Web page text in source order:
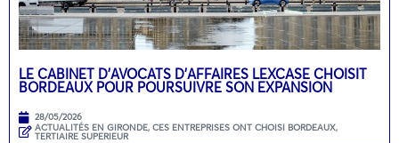
LE CABINET D’AVOCATS D’AFFAIRES LEXCASE CHOISIT
BORDEAUX POUR POURSUIVRE SON EXPANSION
28/05/2026
ACTUALITÉS EN GIRONDE, CES ENTREPRISES ONT CHOISI BORDEAUX,
TERTIAIRE SUPERIEUR